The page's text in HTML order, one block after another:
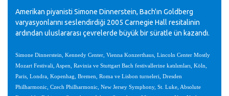
Amerikan piyanisti Simone Dinnerstein, Bach'ın Goldberg
varyasyonlarını seslendirdiği 2005 Carnegie Hall resitalinin
ardından uluslararası çevrelerde büyük bir süratle ün kazandı.
Simone Dinnerstein, Kennedy Center, Vienna Konzerthaus, Lincoln Center Mostly
Mozart Festivali, Aspen, Ravinia ve Stuttgart Bach festivallerine katılımları, Köln,
Paris, Londra, Kopenhag, Bremen, Roma ve Lisbon turneleri, Dresden
Philharmonic, Czech Philharmonic, New Jersey Symphony, St. Luke, Absolute